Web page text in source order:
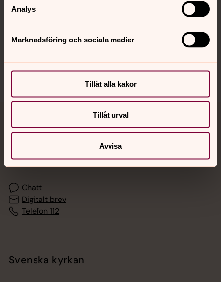
Analys
Marknadsföring och sociala medier
Tillåt alla kakor
Tillåt urval
Avvisa
Hitta snabbt
Sociala kanaler
Jourhavande präst
Akut samtals- och krisstöd. Prata eller chatta anonymt
med en präst på kvällar och nätter.
Chatt
Digitalt brev
Telefon 112
Svenska kyrkan